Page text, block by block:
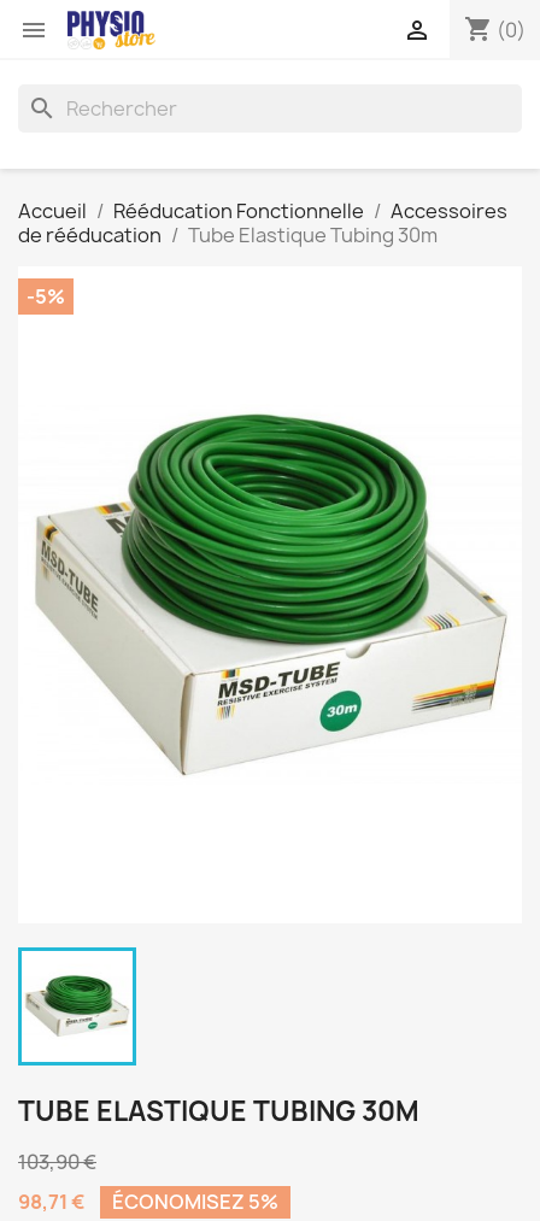
 shopping_cart (0)

search
Accueil Rééducation Fonctionnelle
Accessoires
de rééducation
Tube Elastique Tubing 30m
-5%
TUBE ELASTIQUE TUBING 30M
103,90 €
98,71 €
ÉCONOMISEZ 5%